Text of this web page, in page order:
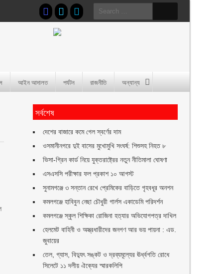
Search
for:
আইন আদালত পর্যটন রাজনীতি অন্যান্য
সর্বশেষ
দেশের বাজারে কমে গেল স্বর্ণের দাম
ওসমানীনগরে দুই বাসের মুখোমুখি সংঘর্ষ: শিশুসহ নিহত ৮
ভিসা-গ্রিন কার্ড নিয়ে যুক্তরাষ্ট্রের নতুন নীতিমালা ঘোষণা
এসএসসি পরীক্ষার ফল প্রকাশ ১০ আগস্ট
সুনামগঞ্জে ৩ সন্তান রেখে প্রেমিকের বাড়িতে গৃহবধূর অনশন
কমলগঞ্জে হাবিবুন নেছা চৌধুরী গার্লস একাডেমি পরিদর্শন
কমলগঞ্জে স্কুল শিক্ষিকা রোজিনা হত্যার অভিযোগপত্র দাখিল
হেলমেট বাহিনী ও অস্ত্রধারীদের জনগণ আর ভয় পায়না : এড.
জুবায়ের
তেল, গ্যাস, বিদ্যুৎ সঙ্কট ও দ্রব্যমূল্যের ঊর্ধ্বগতি রোধে
সিলেটে ১১ দলীয় ঐক্যের স্মারকলিপি